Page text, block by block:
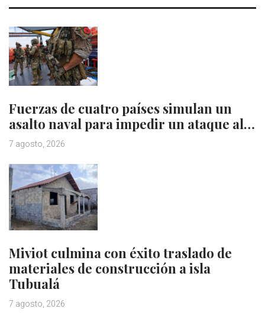
Fuerzas de cuatro países simulan un
asalto naval para impedir un ataque al…
7 agosto, 2026
Miviot culmina con éxito traslado de
materiales de construcción a isla
Tubualá
7 agosto, 2026